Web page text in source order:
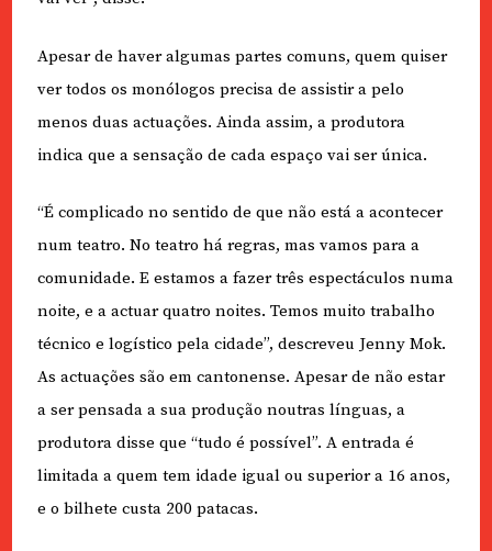
Apesar de haver algumas partes comuns, quem quiser
ver todos os monólogos precisa de assistir a pelo
menos duas actuações. Ainda assim, a produtora
indica que a sensação de cada espaço vai ser única.
“É complicado no sentido de que não está a acontecer
num teatro. No teatro há regras, mas vamos para a
comunidade. E estamos a fazer três espectáculos numa
noite, e a actuar quatro noites. Temos muito trabalho
técnico e logístico pela cidade”, descreveu Jenny Mok.
As actuações são em cantonense. Apesar de não estar
a ser pensada a sua produção noutras línguas, a
produtora disse que “tudo é possível”. A entrada é
limitada a quem tem idade igual ou superior a 16 anos,
e o bilhete custa 200 patacas.